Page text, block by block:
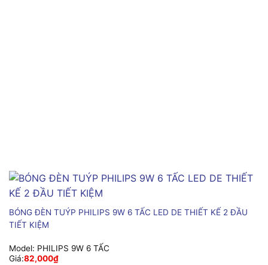
BÓNG ĐÈN TUÝP PHILIPS 9W 6 TẤC LED DE THIẾT KẾ 2 ĐẦU
TIẾT KIỆM
Model: PHILIPS 9W 6 TẤC
Giá:82,000₫